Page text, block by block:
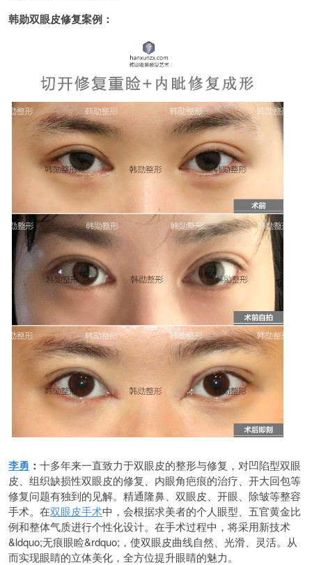
韩勋双眼皮修复案例：
李勇 ： 十多年来一直致力于双眼皮的整形与修复，对凹陷型双眼
皮、组织缺损性双眼皮的修复、内眼角疤痕的治疗、开大回包等
修复问题有独到的见解。精通隆鼻、双眼皮、开眼、除皱等整容
手术。在双眼皮手术中，会根据求美者的个人眼型、五官黄金比
例和整体气质进行个性化设计。在手术过程中，将采用新技术
&ldquo;无痕眼睑&rdquo;，使双眼皮曲线自然、光滑、灵活。从
而实现眼睛的立体美化，全方位提升眼睛的魅力。